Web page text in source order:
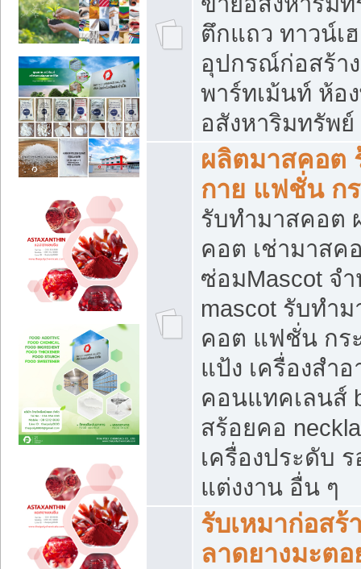
ตึกแถว ทาวน์เ
อุปกรณ์ก่อสร้า
พาร์ทเม้นท์ ห้อ
อสังหาริมทรัพ
ผลิตมาสคอต
กาย แฟชั่น กร
รับทำมาสคอต
คอต เช่ามาสค
ซ่อมMascot จ
mascot รับทำ
คอต แฟชั่น กระ
แป้ง เครื่องสำ
คอนแทคเลนส์
สร้อยคอ
เครื่องประดับ ร
แต่งงาน อื่น ๆ
รับเหมาก่อส
ลาดยางมะต